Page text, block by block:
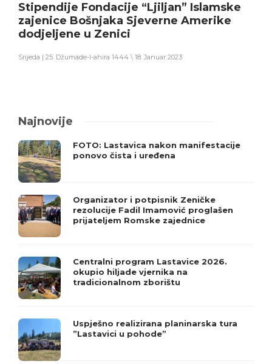
Stipendije Fondacije “Ljiljan” Islamske
zajenice Bošnjaka Sjeverne Amerike
dodjeljene u Zenici
Srijeda | 25. Džumade-l-ahira 1444 \ 18. Januar 2023
Najnovije
FOTO: Lastavica nakon manifestacije
ponovo čista i uređena
Organizator i potpisnik Zeničke
rezolucije Fadil Imamović proglašen
prijateljem Romske zajednice
Centralni program Lastavice 2026.
okupio hiljade vjernika na
tradicionalnom zborištu
Uspješno realizirana planinarska tura
”Lastavici u pohode”